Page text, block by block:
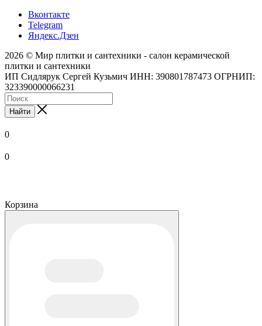
Вконтакте
Telegram
Яндекс.Дзен
2026 © Мир плитки и сантехники - салон керамической
плитки и сантехники
ИП Сидлярук Сергей Кузьмич ИНН: 390801787473 ОГРНИП:
323390000066231
Найти
0
0
Корзина